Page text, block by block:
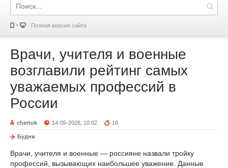
Полная версия сайта
Врачи, учителя и военные
возглавили рейтинг самых
уважаемых профессий в
России
chertok 14-05-2026, 10:02 16
Будни
Врачи, учителя и военные — россияне назвали тройку
профессий, вызывающих наибольшее уважение. Данные